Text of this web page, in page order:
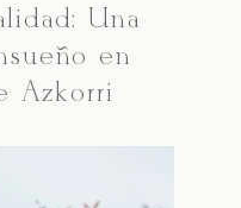
Una
en
Azkorri